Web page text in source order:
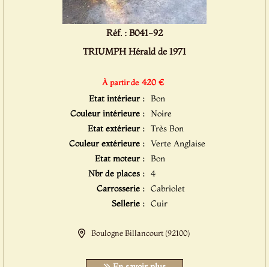
Réf. : B041-92
TRIUMPH Hérald de 1971
À partir de 420 €
Etat intérieur : Bon
Couleur intérieure : Noire
Etat extérieur : Très Bon
Couleur extérieure : Verte Anglaise
Etat moteur : Bon
Nbr de places : 4
Carrosserie : Cabriolet
Sellerie : Cuir
Boulogne Billancourt (92100)